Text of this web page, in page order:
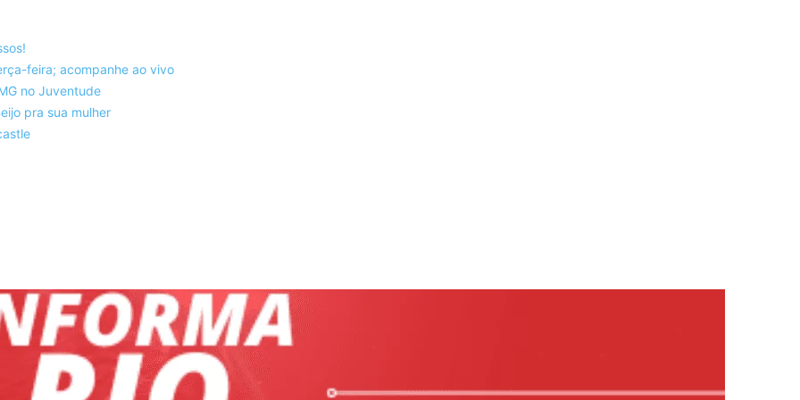
feira; acompanhe ao vivo
no Juventude
pra sua mulher